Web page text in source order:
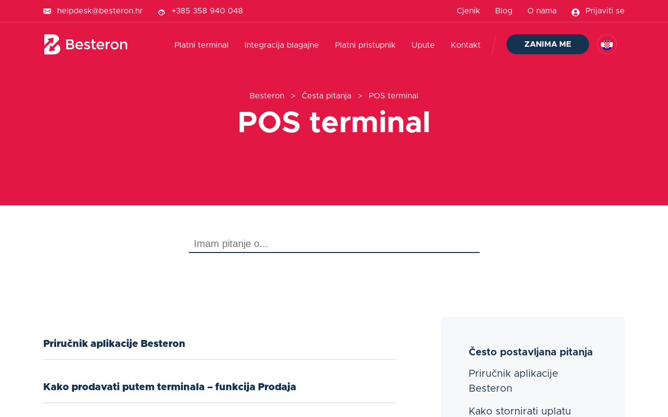
Prijaviti se
O nama
Blog
Cjenik
helpdesk@besteron.hr +385 358 940 048
ZANIMA ME
Kontakt
Upute
Platni pristupnik
Integracija blagajne
Platni terminal
Besteron > Česta pitanja > POS terminal
POS terminal
Priručnik aplikacije Besteron
Kako prodavati putem terminala – funkcija Prodaja
Često postavljana pitanja
Priručnik aplikacije
Besteron
Kako stornirati uplatu